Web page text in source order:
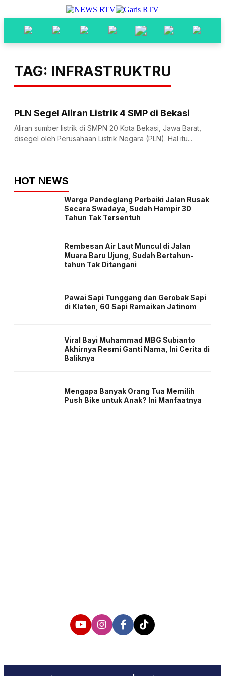
TAG: INFRASTRUKTRU
PLN Segel Aliran Listrik 4 SMP di Bekasi
Aliran sumber listrik di SMPN 20 Kota Bekasi, Jawa Barat,
disegel oleh Perusahaan Listrik Negara (PLN). Hal itu...
HOT NEWS
Warga Pandeglang Perbaiki Jalan Rusak
Secara Swadaya, Sudah Hampir 30
Tahun Tak Tersentuh
Rembesan Air Laut Muncul di Jalan
Muara Baru Ujung, Sudah Bertahun-
tahun Tak Ditangani
Pawai Sapi Tunggang dan Gerobak Sapi
di Klaten, 60 Sapi Ramaikan Jatinom
Viral Bayi Muhammad MBG Subianto
Akhirnya Resmi Ganti Nama, Ini Cerita di
Baliknya
Mengapa Banyak Orang Tua Memilih
Push Bike untuk Anak? Ini Manfaatnya